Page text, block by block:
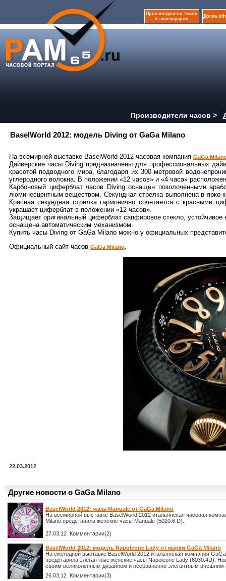
Производители часов
и аксессуаров
Доска
Производители часов >
BaselWorld 2012: модель Diving от GaGa Milano
На всемирной выставке BaselWorld 2012 часовая компания GaGa
Дайверские часы Diving предназначены для профессиональных
красотой подводного мира, благодаря их 300 метровой
углеродного волокна. В положении «12 часов» и «4 часа»
Карбоновый циферблат часов Diving оснащен позолоченными
люминесцентным веществом. Секундная стрелка выполнена в
Красная секундная стрелка гармонично сочетается с красными
украшает циферблат в положении «12 часов».
Защищает оригинальный циферблат сапфировое стекло,
оснащена автоматическим механизмом.
Купить часы Diving от GaGa Milano можно у официальных
Официальный сайт часов GaGa Milano.
22.03.2012
Другие новости о GaGa Milano
BaselWorld 2012: часы Manuale от GaGa Milano
На всемирной выставке BaselWorld 2012 итальянская часовая
Milano представила женские часы Manuale (5020.6 D).
27.03.12 Комментарии(2)
BaselWorld 2012: модель Napoleone Lady от марки GaGa Milano
На ежегодной выставке BaselWorld 2012 итальянская компания
представила элегантные женские часы Napoleone Lady (6030.4D).
своим великолепным дизайном и несравненно элегантным внешним
26.03.12 Комментарии(3)